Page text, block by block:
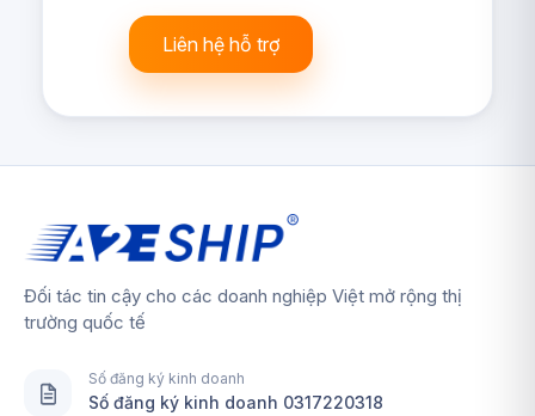
Liên hệ hỗ trợ
Đối tác tin cậy cho các doanh nghiệp Việt mở rộng thị
trường quốc tế
Số đăng ký kinh doanh
Số đăng ký kinh doanh 0317220318